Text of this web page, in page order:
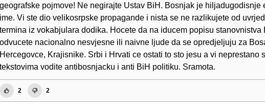
geografske pojmove! Ne negirajte Ustav BiH. Bosnjak je hiljadugodisnje
ime. Vi ste dio velikosrpske propagande i nista se ne razlikujete od
termina iz vokabjulara dodika. Hocete da na iducem popisu stanovnistva
odvucete nacionalno nesvjesne ili naivne ljude da se opredjeljuju za
Hercegovce, Krajisnike. Srbi i Hrvati ce ostati to sto jesu a vi neprestano
tekstovima vodite antibosnjacku i anti BiH politiku. Sramota.
2 2